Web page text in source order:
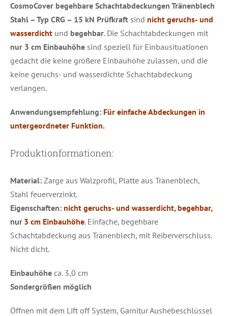
CosmoCover begehbare Schachtabdeckungen Tränenblech
Stahl – Typ CRG – 15 kN Prüfkraft sind nicht geruchs- und
wasserdicht und begehbar. Die Schachtabdeckungen mit
nur 3 cm Einbauhöhe sind speziell für Einbausituationen
gedacht die keine größere Einbauhöhe zulassen, und die
keine geruchs- und wasserdichte Schachtabdeckung
verlangen.
Anwendungsempfehlung: Für einfache Abdeckungen in
untergeordneter Funktion.
Produktionformationen:
Material: Zarge aus Walzprofil, Platte aus Tränenblech,
Stahl feuerverzinkt.
Eigenschaften: nicht geruchs- und wasserdicht, begehbar,
nur 3 cm Einbauhöhe. Einfache, begehbare
Schachtabdeckung aus Tränenblech, mit Reiberverschluss.
Nicht dicht.
Einbauhöhe ca. 3,0 cm
Sondergrößen möglich
Öffnen mit dem Lift off System, Garnitur Aushebeschlüssel